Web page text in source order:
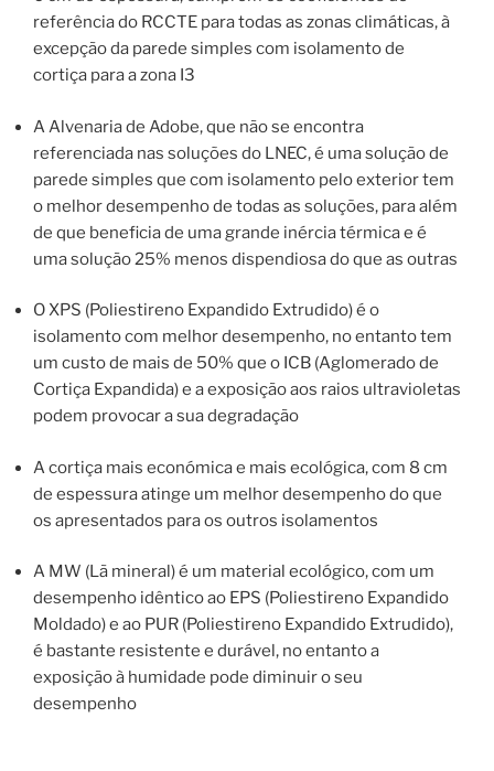
referência do RCCTE para todas as zonas climáticas, à
excepção da parede simples com isolamento de
cortiça para a zona I3
A Alvenaria de Adobe, que não se encontra
referenciada nas soluções do LNEC, é uma solução de
parede simples que com isolamento pelo exterior tem
o melhor desempenho de todas as soluções, para além
de que beneficia de uma grande inércia térmica e é
uma solução 25% menos dispendiosa do que as outras
O XPS (Poliestireno Expandido Extrudido) é o
isolamento com melhor desempenho, no entanto tem
um custo de mais de 50% que o ICB (Aglomerado de
Cortiça Expandida) e a exposição aos raios ultravioletas
podem provocar a sua degradação
A cortiça mais económica e mais ecológica, com 8 cm
de espessura atinge um melhor desempenho do que
os apresentados para os outros isolamentos
A MW (Lã mineral) é um material ecológico, com um
desempenho idêntico ao EPS (Poliestireno Expandido
Moldado) e ao PUR (Poliestireno Expandido Extrudido),
é bastante resistente e durável, no entanto a
exposição à humidade pode diminuir o seu
desempenho